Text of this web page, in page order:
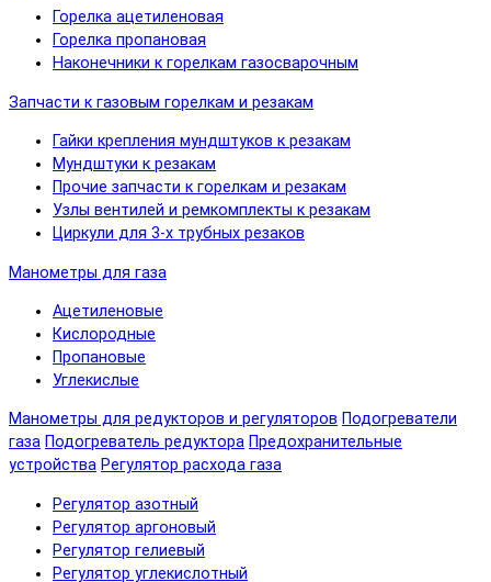
Горелка ацетиленовая
Горелка пропановая
Наконечники к горелкам газосварочным
Запчасти к газовым горелкам и резакам
Гайки крепления мундштуков к резакам
Мундштуки к резакам
Прочие запчасти к горелкам и резакам
Узлы вентилей и ремкомплекты к резакам
Циркули для 3-х трубных резаков
Манометры для газа
Ацетиленовые
Кислородные
Пропановые
Углекислые
Манометры для редукторов и регуляторов Подогреватели
газа Подогреватель редуктора Предохранительные
устройства Регулятор расхода газа
Регулятор азотный
Регулятор аргоновый
Регулятор гелиевый
Регулятор углекислотный